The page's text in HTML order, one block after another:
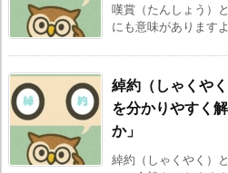
嘆賞（たんしょう）
にも意味があります
綽約（しゃくや
を分かりやすく
か」
綽約（しゃくやく）